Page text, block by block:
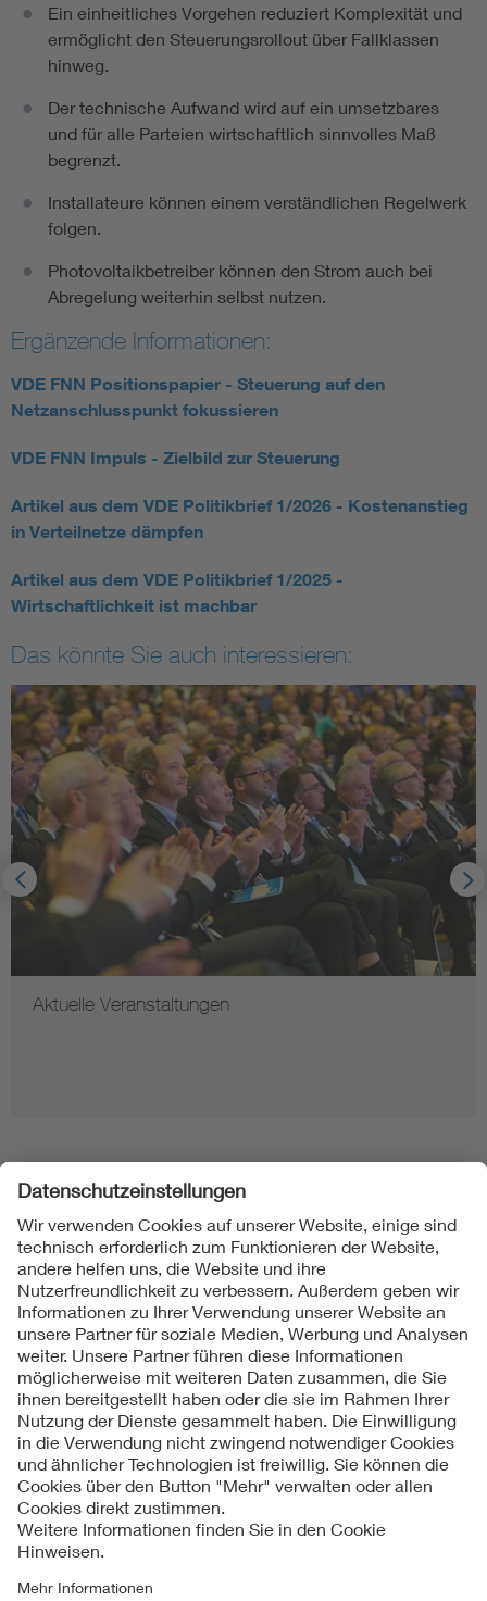
Ein einheitliches Vorgehen reduziert Komplexität und
ermöglicht den Steuerungsrollout über Fallklassen
hinweg.
Der technische Aufwand wird auf ein umsetzbares
und für alle Parteien wirtschaftlich sinnvolles Maß
begrenzt.
Installateure können einem verständlichen Regelwerk
folgen.
Photovoltaikbetreiber können den Strom auch bei
Abregelung weiterhin selbst nutzen.
Ergänzende Informationen:
VDE FNN Positionspapier - Steuerung auf den
Netzanschlusspunkt fokussieren
VDE FNN Impuls - Zielbild zur Steuerung
Artikel aus dem VDE Politikbrief 1/2026 - Kostenanstieg
in Verteilnetze dämpfen
Artikel aus dem VDE Politikbrief 1/2025 -
Wirtschaftlichkeit ist machbar
Das könnte Sie auch interessieren:
Aktuelle Veranstaltungen
Folgen Sie uns
Kontakte
Service
Impressum
Datenschutzinformationen
Cookie Hinweise